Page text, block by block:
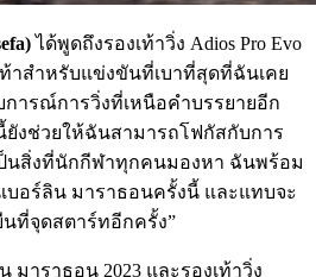
ได้พูดถึงรองเท้าวิ่ง Adios Pro Evo
ท้าสำหรับแข่งขันที่เบาที่สุดที่ฉันเคย
ารณ์การวิ่งที่เหนือคำบรรยายอีก
ยังช่วยให้ฉันสามารถโฟกัสกับการ
นสิ่งที่นักกีฬาทุกคนมองหา ฉันพร้อม
บอร์ลิน มาราธอนครั้งนี้ และแทบจะ
นที่จุดสตาร์ทอีกครั้ง”
มาราธอน 2023 และรองเท้าวิ่ง